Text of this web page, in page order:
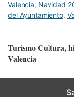
Valencia, Navidad
del Ayuntamiento,
Turismo Cultura,
Valencia